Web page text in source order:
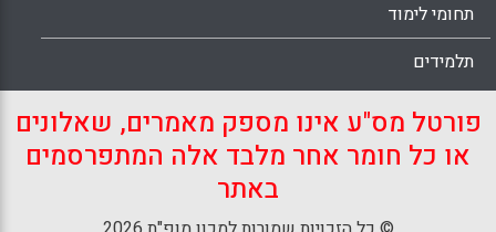
תחומי לימוד
תלמידים
פורטל מס"ע אינו מספק מאמרים, שאלונים
או כל חומר אחר מלבד אלה המתפרסמים
באתר